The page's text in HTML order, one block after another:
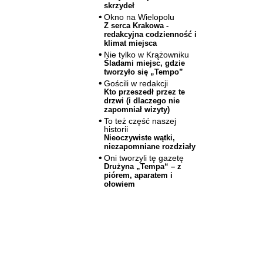
skrzydeł
Okno na Wielopolu
Z serca Krakowa -
redakcyjna codzienność i
klimat miejsca
Nie tylko w Krążowniku
Śladami miejsc, gdzie
tworzyło się „Tempo”
Gościli w redakcji
Kto przeszedł przez te
drzwi (i dlaczego nie
zapomniał wizyty)
To też część naszej
historii
Nieoczywiste wątki,
niezapomniane rozdziały
Oni tworzyli tę gazetę
Drużyna „Tempa“ – z
piórem, aparatem i
ołowiem